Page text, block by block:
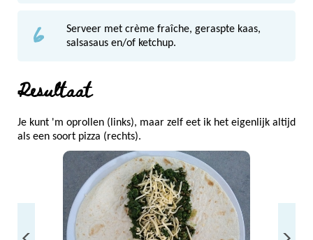
6
Serveer met crème fraîche, geraspte kaas,
salsasaus en/of ketchup.
Resultaat
Je kunt 'm oprollen (links), maar zelf eet ik het eigenlijk altijd
als een soort pizza (rechts).